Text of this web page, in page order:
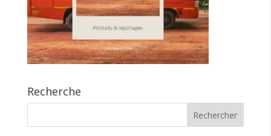
Recherche